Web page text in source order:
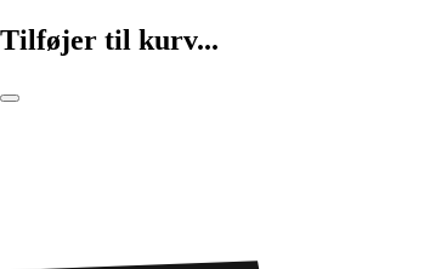
Tilføjer til kurv...